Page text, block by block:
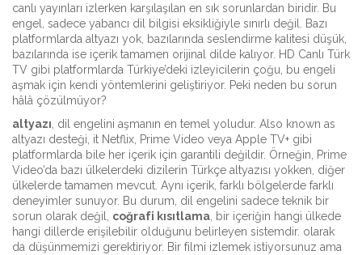
canlı yayınları izlerken karşılaşılan en sık sorunlardan biridir. Bu
engel, sadece yabancı dil bilgisi eksikliğiyle sınırlı değil. Bazı
platformlarda altyazı yok, bazılarında seslendirme kalitesi düşük,
bazılarında ise içerik tamamen orijinal dilde kalıyor. HD Canlı Türk
TV gibi platformlarda Türkiye’deki izleyicilerin çoğu, bu engeli
aşmak için kendi yöntemlerini geliştiriyor. Peki neden bu sorun
hâlâ çözülmüyor?
altyazı dil engelini aşmanın en temel yoludur. Also known as
altyazı desteği , it Netflix, Prime Video veya Apple TV+ gibi
platformlarda bile her içerik için garantili değildir. Örneğin, Prime
Video’da bazı ülkelerdeki dizilerin Türkçe altyazısı yokken, diğer
ülkelerde tamamen mevcut. Aynı içerik, farklı bölgelerde farklı
deneyimler sunuyor. Bu durum, dil engelini sadece teknik bir
sorun olarak değil, coğrafi kısıtlama bir içeriğin hangi ülkede
hangi dillerde erişilebilir olduğunu belirleyen sistemdir. olarak
da düşünmemizi gerektiriyor. Bir filmi izlemek istiyorsunuz ama